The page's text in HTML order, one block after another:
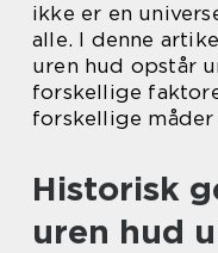
ikke er en
alle. I denne
uren hud opstår
forskellige
forskellige
Historisk
uren hud